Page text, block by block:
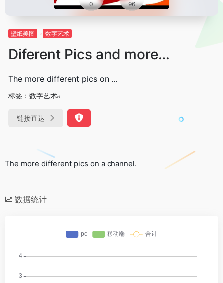
0 96
壁纸美图 数字艺术
Diferent Pics and more…
The more different pics on ...
标签： 数字艺术
链接直达
The more different pics on a channel.
数据统计